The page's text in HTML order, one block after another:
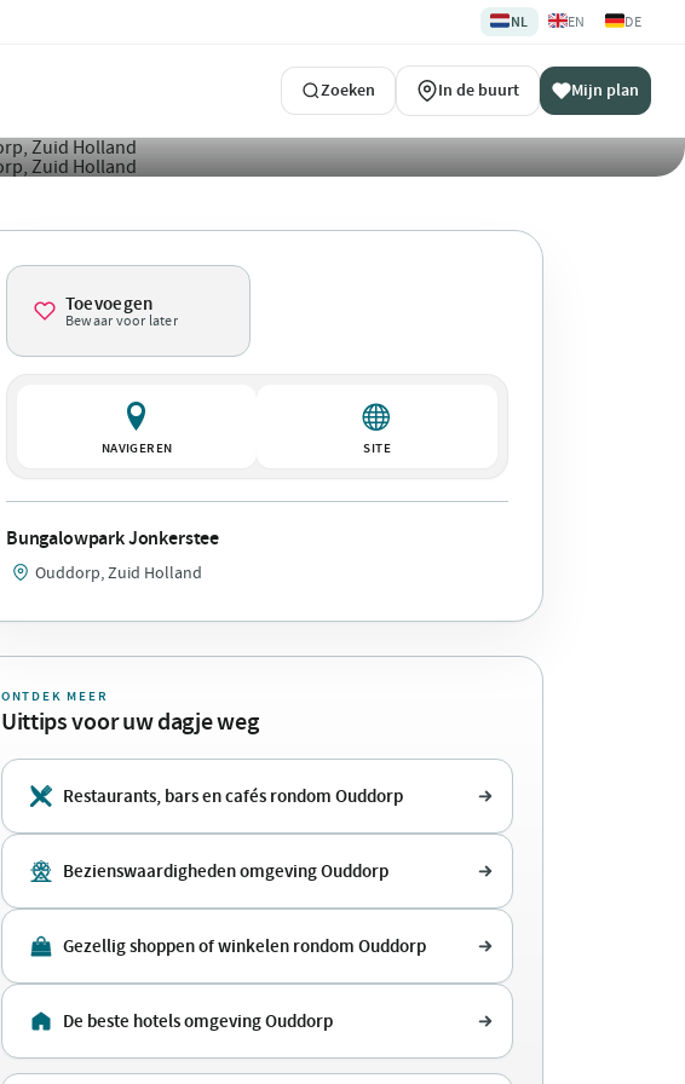
🇳🇱NL 🇬🇧EN 🇩🇪DE
Zoeken In de buurt Mijn plan
Toevoegen
Bewaar voor later
NAVIGEREN SITE
Bungalowpark Jonkerstee
Ouddorp, Zuid Holland
ONTDEK MEER
Uittips voor uw dagje weg
Restaurants, bars en cafés rondom Ouddorp
Bezienswaardigheden omgeving Ouddorp
Gezellig shoppen of winkelen rondom Ouddorp
De beste hotels omgeving Ouddorp